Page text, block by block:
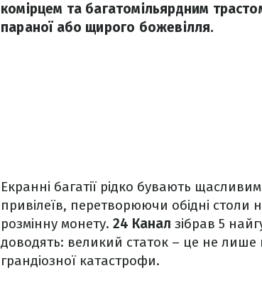
комірцем та багатомільярдним
параної або щирого божевілля.
Екранні багатії рідко бувають
привілеїв, перетворюючи обідні столи
розмінну монету. 24 Канал зібрав 5
доводять: великий статок – це не лише
грандіозної катастрофи.